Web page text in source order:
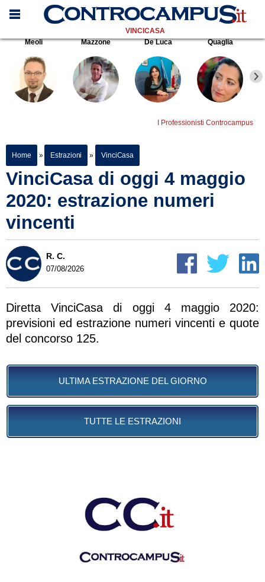
VINCICASA
Meoli
Mazzone De Luca Quaglia
I Professionisti Controcampus
Home » Estrazioni » VinciCasa
VinciCasa di oggi 4 maggio
2020: estrazione numeri
vincenti
R. C.
07/08/2026
Diretta VinciCasa di oggi 4 maggio 2020:
previsioni ed estrazione numeri vincenti e quote
del concorso 125.
ULTIMA ESTRAZIONE DEL GIORNO
TUTTE LE ESTRAZIONI